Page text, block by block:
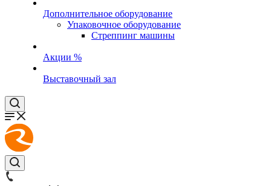
Дополнительное оборудование
Упаковочное оборудование
Стреппинг машины
Акции %
Выставочный зал